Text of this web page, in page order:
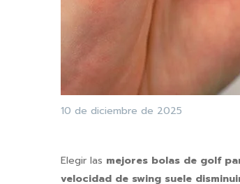
10 de diciembre de 2025
Elegir las mejores bolas de golf
velocidad de swing suele